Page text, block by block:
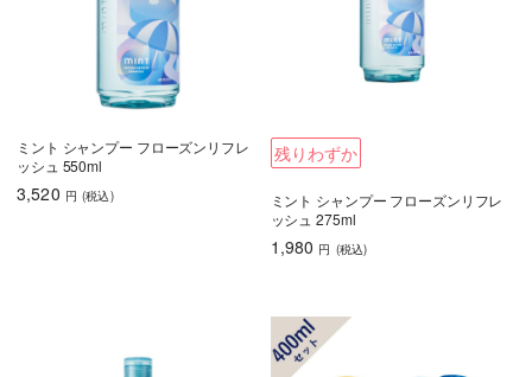
ミント シャンプー フローズンリフレ
ッシュ 550ml
3,520 円 (税込)
残りわずか
ミント シャンプー フローズンリフレ
ッシュ 275ml
1,980 円 (税込)